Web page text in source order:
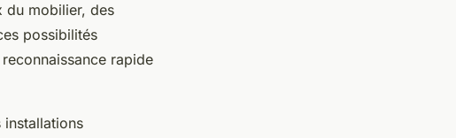
du mobilier, des
possibilités
rapide
installations